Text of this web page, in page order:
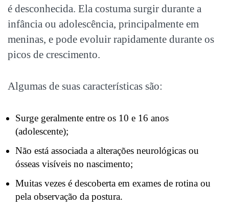
é desconhecida. Ela costuma surgir durante a
infância ou adolescência, principalmente em
meninas, e pode evoluir rapidamente durante os
picos de crescimento.
Algumas de suas características são:
Surge geralmente entre os 10 e 16 anos
(adolescente);
Não está associada a alterações neurológicas ou
ósseas visíveis no nascimento;
Muitas vezes é descoberta em exames de rotina ou
pela observação da postura.